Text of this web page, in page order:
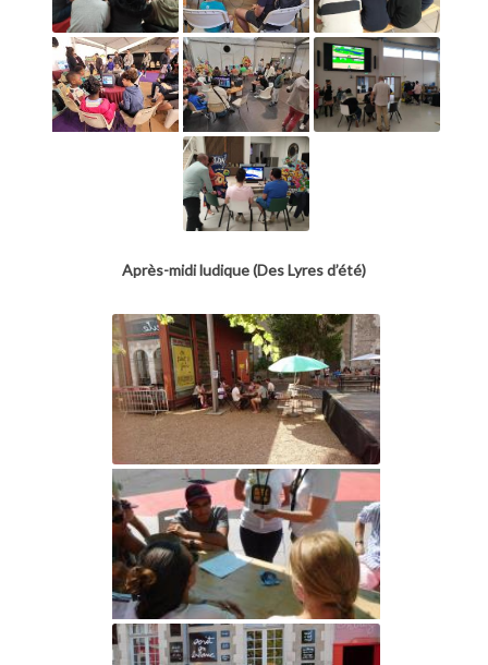
Après-midi ludique (Des Lyres d’été)